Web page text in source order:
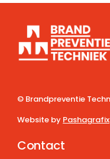
© Brandpreventie
Website by Pashagrafix
Contact